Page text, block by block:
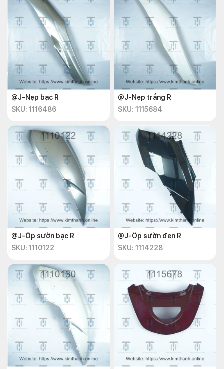
@J-Nẹp bạc R
SKU: 1116486
@J-Nẹp trắng R
SKU: 1115684
@J-Ốp sườn bạc R
SKU: 1110122
@J-Ốp sườn đen R
SKU: 1114228